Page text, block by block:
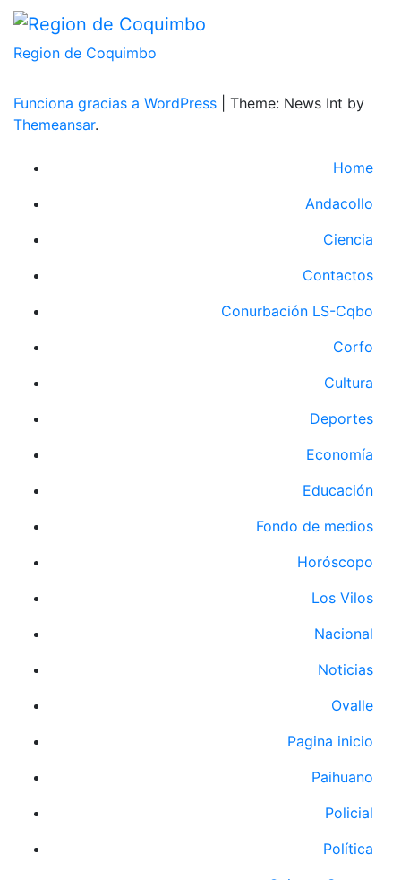
Region de Coquimbo
Funciona gracias a WordPress
Theme: News Int by
Themeansar.
Home
Andacollo
Ciencia
Contactos
Conurbación LS-Cqbo
Corfo
Cultura
Deportes
Economía
Educación
Fondo de medios
Horóscopo
Los Vilos
Nacional
Noticias
Ovalle
Pagina inicio
Paihuano
Policial
Política